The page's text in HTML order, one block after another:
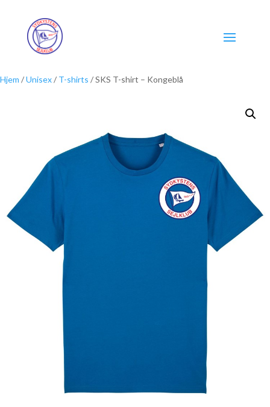
Hjem /Unisex/ T-shirts / SKS T-shirt – Kongeblå